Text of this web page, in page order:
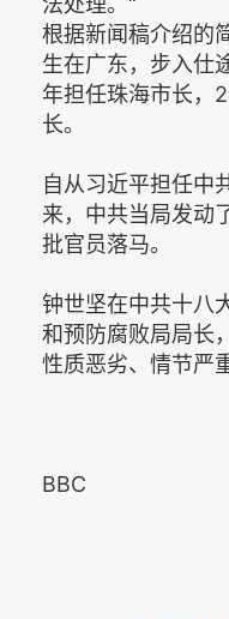
根据新闻稿介绍的
生在广东，步入仕
年担任珠海市长，
长。
自从习近平担任中
来，中共当局发动
批官员落马。
钟世坚在中共十八
和预防腐败局局长
性质恶劣、情节严重
BBC